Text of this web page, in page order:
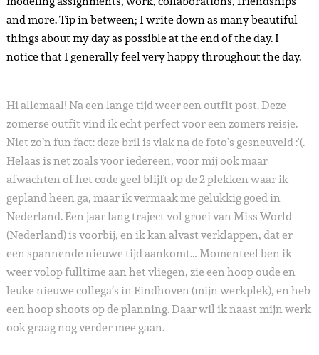
and more. Tip in between; I write down as many beautiful
things about my day as possible at the end of the day. I
notice that I generally feel very happy throughout the day.
Hi allemaal! Na een lange tijd weer een outfit post. Deze
zomerse outfit vind ik echt perfect voor een zomers reisje.
Niet zo’n fun fact: deze bril is vlak na de foto’s gesneuveld :'(.
Helaas is net zoals voor iedereen, voor mij ook maar
afwachten of het code geel blijft op de 2 plekken waar ik
gepland heen ga, maar ik vermaak me gelukkig goed in
Nederland. Een jaar lang traject vol groei van Miss World
(Nederland) is voorbij, en ik kan alvast verklappen, dat er
een spannende nieuwe tijd aankomt… Momenteel ben ik
weer volop fulltime aan het vliegen, zie een hoop oude en
leuke nieuwe collega’s in Eindhoven (mijn werkplek), en heb
een hoop shoots op de planning. Daar wil ik naast mijn werk
ook graag nog verder mee gaan.